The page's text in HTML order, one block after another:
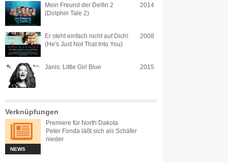
Mein Freund der Delfin 2
(Dolphin Tale 2)
2014
Er steht einfach nicht auf Dich!
(He's Just Not That Into You)
2008
Janis: Little Girl Blue 2015
Verknüpfungen
NEWS
Premiere für North Dakota
Peter Fonda läßt sich als Schäfer
nieder